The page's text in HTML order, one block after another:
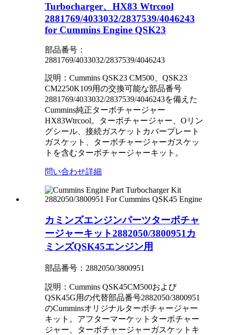
Turbocharger、HX83 Wtrcool
2881769/4033032/2837539/4046243
for Cummins Engine QSK23
部品番号：
2881769/4033032/2837539/4046243
説明：Cummins QSK23 CM500、QSK23
CM2250K109用の交換可能な部品番号
2881769/4033032/2837539/4046243を備えた
Cummins純正ターボチャージャー
HX83Wtrcool。ターボチャージャー、Oリン
グシール、接続ガスケットカバープレート
ガスケット、ターボチャージャーガスケッ
トを含むターボチャージャーキット。
問い合わせ詳細
カミンズエンジンパーツターボチャ
ージャーキット2882050/3800951カ
ミンズQSK45エンジン用
部品番号：2882050/3800951
説明：Cummins QSK45CM500および
QSK45G用の代替部品番号2882050/3800951
のCumminsオリジナルターボチャージャー
キット。アフターマーケットターボチャー
ジャー、ターボチャージャーガスケットキ